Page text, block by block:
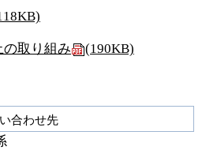
取り組み (190KB)
合わせ先